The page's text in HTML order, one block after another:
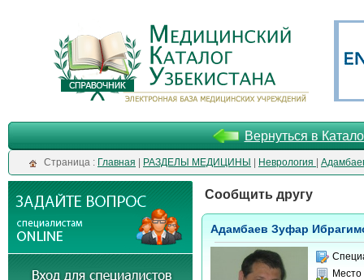
Вернуться в
Cтраница : Главная РАЗДЕЛЫ МЕДИЦИНЫ Неврология
Сообщить другу
Адамбаев Зуфар